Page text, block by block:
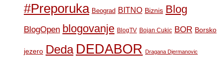
#Preporuka Beograd BITNO Biznis Blog
BlogOpen blogovanje BlogTV Bojan Cukic BOR Borsko
jezero Deda DEDABOR Dragana Djermanovic